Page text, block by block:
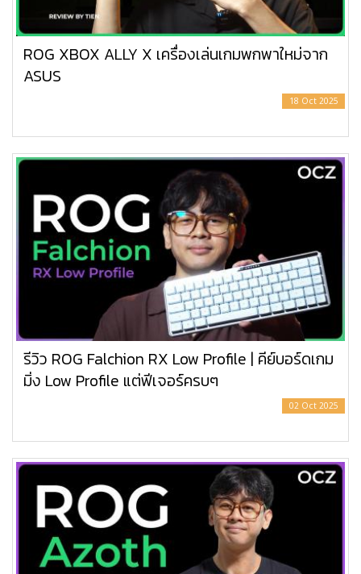
ROG XBOX ALLY X เครื่องเล่นเกมพกพาใหม่จาก
ASUS
18 Oct 2025
รีวิว ROG Falchion RX Low Profile | คีย์บอร์ดเกม
มิ่ง Low Profile แต่ฟีเจอร์ครบๆ
02 Oct 2025